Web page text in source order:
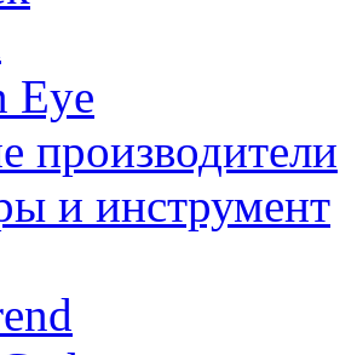
Eye
производители
и инструмент